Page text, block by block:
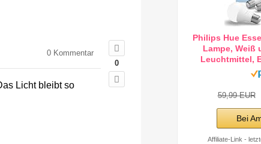
0
0 Kommentar
Licht bleibt so
Philips Hue
Lampe, Weiß
Leuchtmittel,
59,99 EUR
Bei
Affiliate-Link -